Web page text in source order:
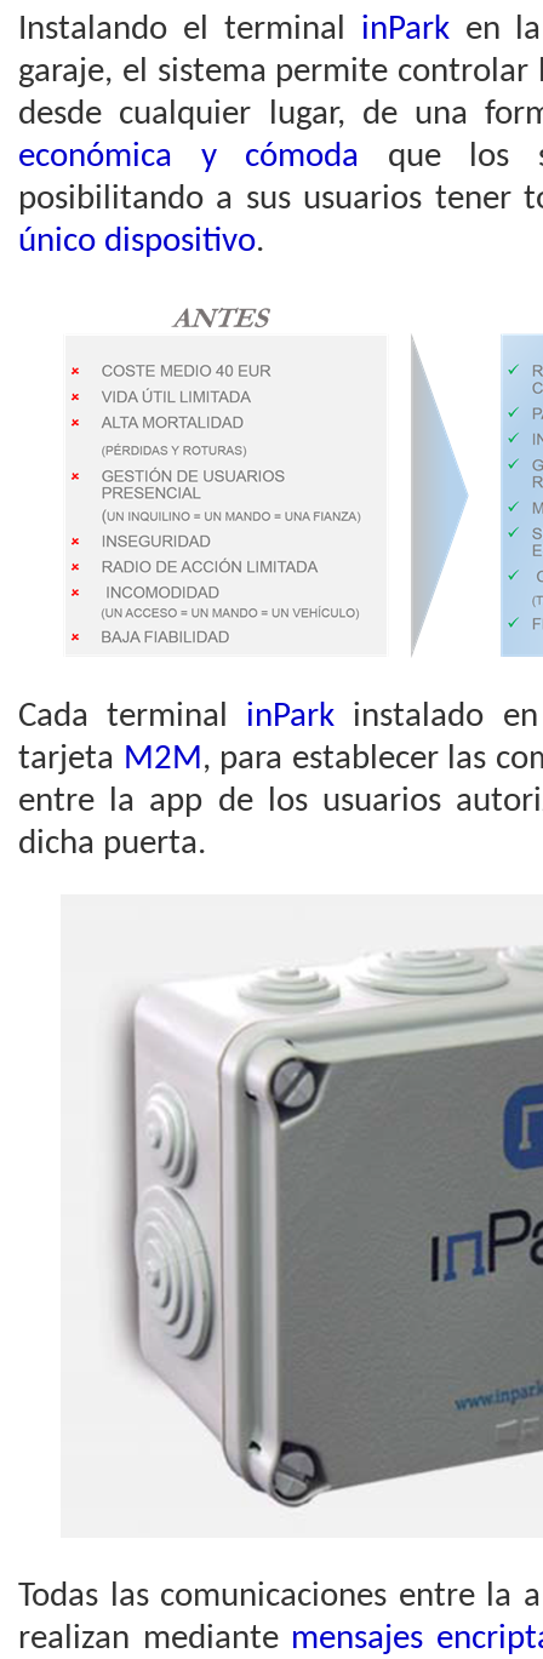
Instalando el terminal inParken la
garaje, el sistema permite
desde cualquier lugar, de una
económica y cómoda que los
posibilitando a sus usuarios tener
único dispositivo.
Cada terminal inPark instalado
tarjeta M2M, para establecer las
entre la app de los usuarios
dicha puerta.
Todas las comunicaciones entre la
realizan mediantemensajes